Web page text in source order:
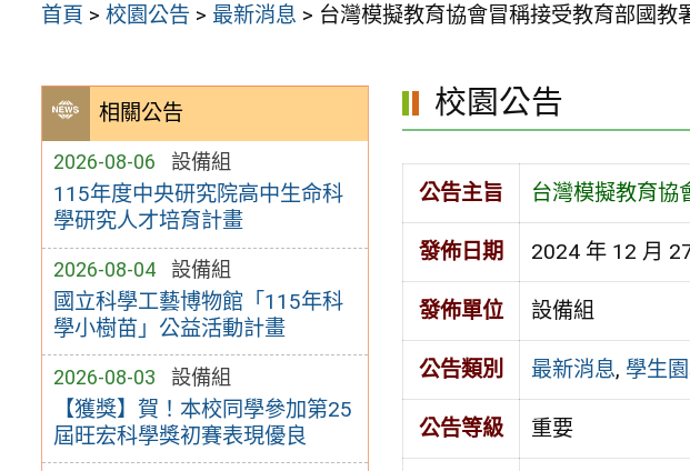
首頁 >校園公告 > 最新消息 > 台灣模擬教育協會冒稱接受教育部國
相關公告
2026-08-06 設備組
115年度中央研究院高中生命科
學研究人才培育計畫
2026-08-04 設備組
國立科學工藝博物館「115年科
學小樹苗」公益活動計畫
2026-08-03 設備組
【獲獎】賀！本校同學參加第25
屆旺宏科學獎初賽表現優良
校園公告
公告主旨 台灣模擬教育協
發佈日期 2024 年 12 月
發佈單位 設備組
公告類別 最新消息, 學生
公告等級 重要